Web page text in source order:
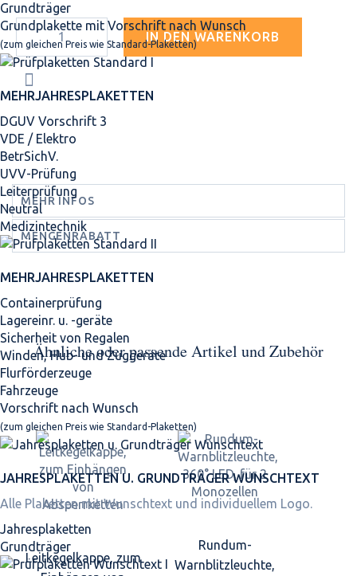
Grundträger
Grundplakette mit Vorschrift nach Wunsch
(zum gleichen Preis wie Standard-Plaketten)
MEHRJAHRES­PLAKETTEN
DGUV Vorschrift 3
VDE / Elektro
BetrSichV.
UVV-Prüfung
Leiterprüfung
Neutral
Medizintechnik
MEHRJAHRES­PLAKETTEN
Containerprüfung
Lagereinr. u. -geräte
Sicherheit von Regalen
Winden, Hub- und Zuggeräte
Flurförderzeuge
Fahrzeuge
Vorschrift nach Wunsch
(zum gleichen Preis wie Standard-Plaketten)
JAHRES­PLAKETTEN U. GRUNDTRÄGER WUNSCHTEXT
Alle Plaketten mit Wunschtext und individuellem Logo.
Jahresplaketten
Grundträger
IN DEN WARENKORB
MEHR INFOS
MENGENRABATT
Ähnliche oder passende Artikel und Zubehör
Leitkegelkappe, zum
Rundum-
Warnblitzleuchte,